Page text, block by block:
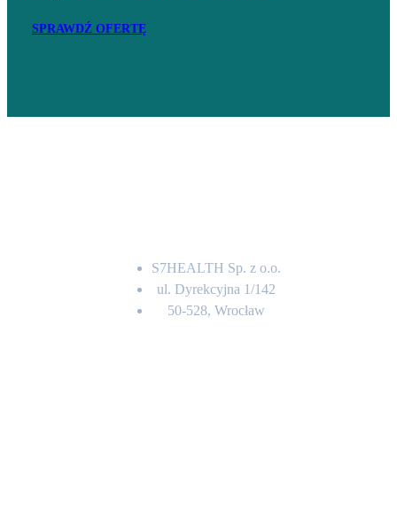
SPRAWDŹ OFERTĘ
S7HEALTH Sp. z o.o.
ul. Dyrekcyjna 1/142
50-528, Wrocław